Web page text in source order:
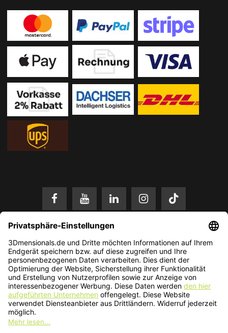
* Alle Preise in EUR inkl. gesetzl. Mehrwertsteuer zzgl. Versandkosten.
Änderungen und Irrtümer vorbehalten. Nur solange der Vorrat reicht.
© 2026 3Dmensionals / PONTIALIS GmbH & Co. KG - All Rights Reserved.​
Kundenbewertung